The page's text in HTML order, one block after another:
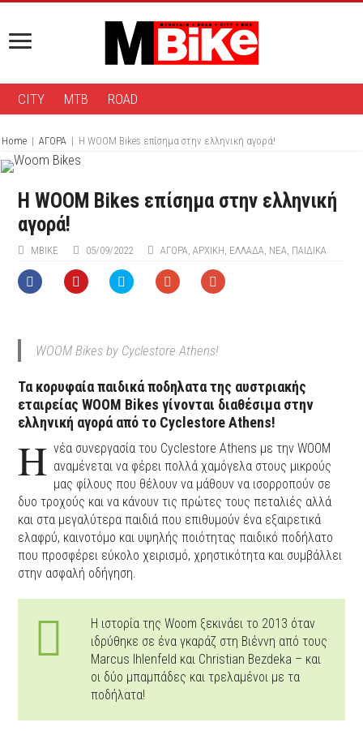
CITY MTB ROAD
Home | ΑΓΟΡΑ | Η WOOM Bikes επίσημα στην ελληνική αγορά!
Η WOOM Bikes επίσημα στην ελληνική
αγορά!
ΜΒIKE 05/09/2022 ΑΓΟΡΑ,ΑΡΧΙΚΉ, ΕΛΛΑΔΑ, ΝΕΑ, ΠΑΙΔΙΚΑ
WOOM Bikes by Cyclestore Athens!
Τα κορυφαία παιδικά ποδηλατα της αυστριακής
εταιρείας WOOM Bikes γίνονται διαθέσιμα στην
ελληνική αγορά από το Cyclestore Athens!
Η νέα συνεργασία του Cyclestore Athens με την WOOM
αναμένεται να φέρει πολλά χαμόγελα στους μικρούς
μας φίλους που θέλουν να μάθουν να ισορροπούν σε
δυο τροχούς και να κάνουν τις πρώτες τους πεταλιές αλλά
και στα μεγαλύτερα παιδιά που επιθυμούν ένα εξαιρετικά
ελαφρύ, καινοτόμο και υψηλής ποιότητας παιδικό ποδήλατο
που προσφέρει εύκολο χειρισμό, χρηστικότητα και συμβάλλει
στην ασφαλή οδήγηση.
Η ιστορία της Woom ξεκινάει το 2013 όταν
ιδρύθηκε σε ένα γκαράζ στη Βιέννη από τους
Marcus Ihlenfeld και Christian Bezdeka – και
οι δύο μπαμπάδες και τρελαμένοι με τα
ποδήλατα!